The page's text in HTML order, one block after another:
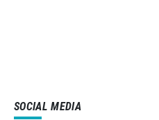
SOCIAL MEDIA